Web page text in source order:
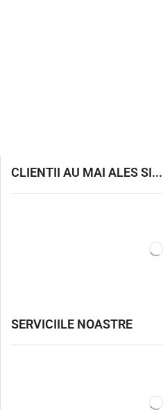
CLIENTII AU MAI ALES SI...
SERVICIILE NOASTRE